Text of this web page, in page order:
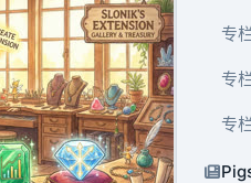
专
专
专